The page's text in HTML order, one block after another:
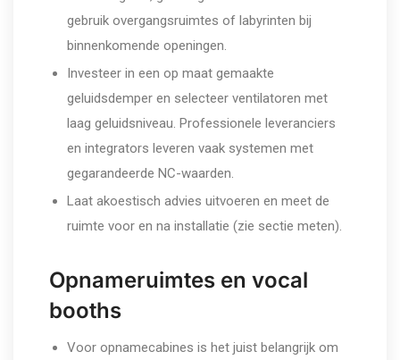
gebruik overgangsruimtes of labyrinten bij
binnenkomende openingen.
Investeer in een op maat gemaakte
geluidsdemper en selecteer ventilatoren met
laag geluidsniveau. Professionele leveranciers
en integrators leveren vaak systemen met
gegarandeerde NC-waarden.
Laat akoestisch advies uitvoeren en meet de
ruimte voor en na installatie (zie sectie meten).
Opnameruimtes en vocal
booths
Voor opnamecabines is het juist belangrijk om